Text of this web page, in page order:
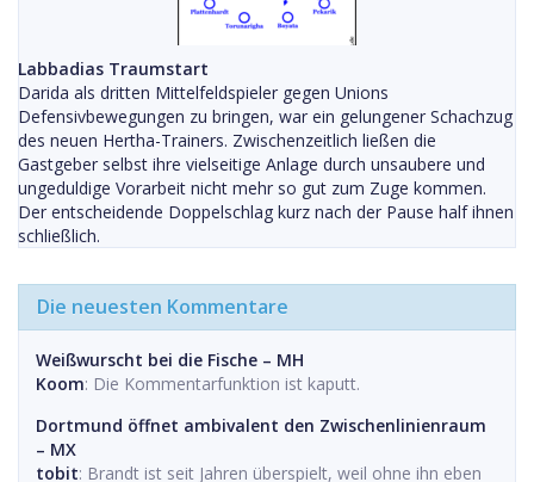
Labbadias Traumstart
Darida als dritten Mittelfeldspieler gegen Unions
Defensivbewegungen zu bringen, war ein gelungener Schachzug
des neuen Hertha-Trainers. Zwischenzeitlich ließen die
Gastgeber selbst ihre vielseitige Anlage durch unsaubere und
ungeduldige Vorarbeit nicht mehr so gut zum Zuge kommen.
Der entscheidende Doppelschlag kurz nach der Pause half ihnen
schließlich.
Die neuesten Kommentare
Weißwurscht bei die Fische – MH
Koom: Die Kommentarfunktion ist kaputt.
Dortmund öffnet ambivalent den Zwischenlinienraum
– MX
tobit: Brandt ist seit Jahren überspielt, weil ohne ihn eben